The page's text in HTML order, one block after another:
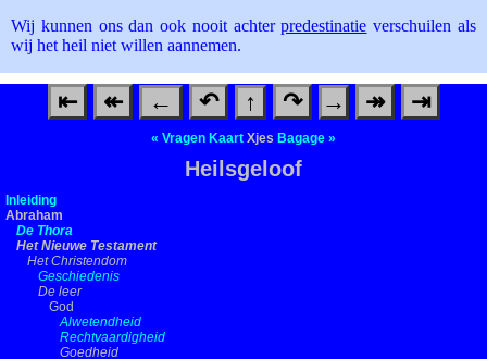
Wij kunnen ons dan ook nooit achterpredestinatie verschuilen als
wij het heil niet willen aannemen.
⇤ ↞ ← ↶ ↑ ↷ → ↠ ⇥
« Vragen Kaart Xjes Bagage »
Heilsgeloof
Inleiding
Abraham
De Thora
Het Nieuwe Testament
Het Christendom
Geschiedenis
De leer
God
Alwetendheid
Rechtvaardigheid
Goedheid